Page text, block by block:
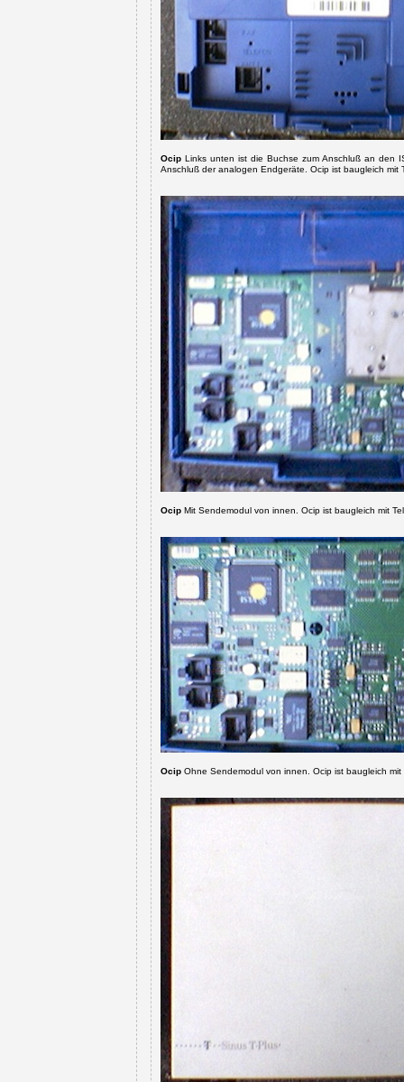
Ocip Links unten ist die Buchse zum Anschluß an den
Anschluß der analogen Endgeräte.
Ocip ist baugleich mit
Ocip Mit Sendemodul von innen. Ocip ist baugleich mit
Ocip Ohne Sendemodul von innen. Ocip ist baugleich